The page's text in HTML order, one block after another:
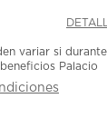
variar si
Palacio